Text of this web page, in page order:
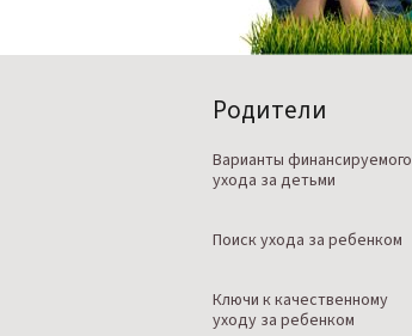
Родители
Варианты финансируемого
ухода за детьми
Поиск ухода за ребенком
Ключи к качественному
уходу за ребенком